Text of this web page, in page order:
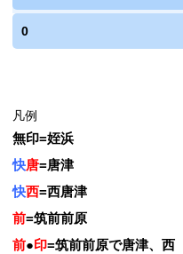
0
凡例
無印=姪浜
快唐=唐津
快西=西唐津
前=筑前前原
前●印=筑前前原で唐津、西